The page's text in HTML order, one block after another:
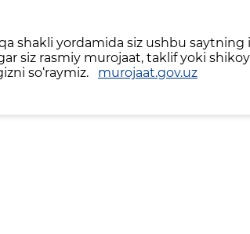
shakli yordamida siz ushbu saytning
siz rasmiy murojaat, taklif yoki
so‘raymiz.
murojaat.gov.uz